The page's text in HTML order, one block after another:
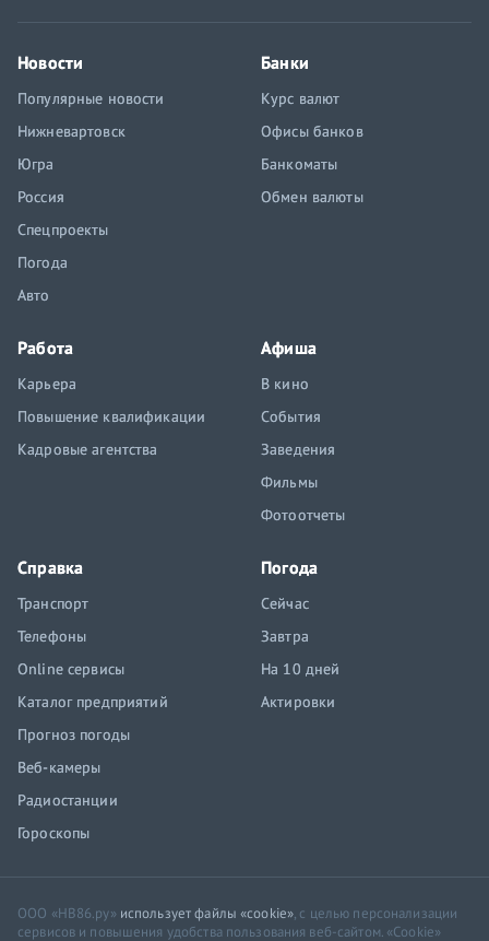
Новости
Популярные новости
Нижневартовск
Югра
Россия
Спецпроекты
Погода
Авто
Банки
Курс валют
Офисы банков
Банкоматы
Обмен валюты
Работа
Карьера
Повышение квалификации
Кадровые агентства
Афиша
В кино
События
Заведения
Фильмы
Фотоотчеты
Справка
Транспорт
Телефоны
Online сервисы
Каталог предприятий
Прогноз погоды
Веб-камеры
Радиостанции
Гороскопы
Погода
Сейчас
Завтра
На 10 дней
Актировки
ООО «НВ86.ру» использует файлы «cookie», с целью персонализации
сервисов и повышения удобства пользования веб-сайтом. «Cookie»